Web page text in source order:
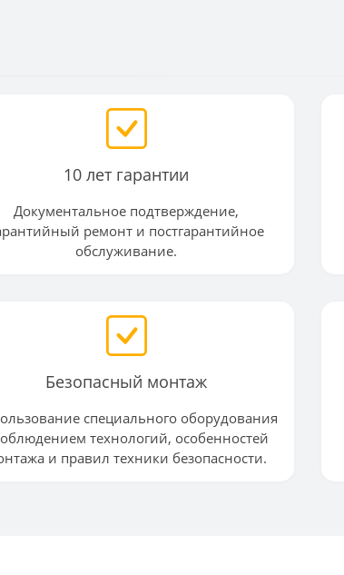
10 лет гарантии
Документальное подтверждение,
ремонт и постгарантийное
обслуживание.
Безопасный монтаж
специального оборудования
технологий, особенностей
и правил техники безопасности.